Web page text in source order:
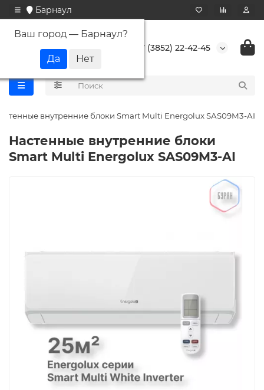
Барнаул
Ваш город — Барнаул?
+7 (3852) 22-42-45
внутренние блоки Smart Multi Energolux SAS09M3-AI
Настенные внутренние блоки
Smart Multi Energolux SAS09M3-AI